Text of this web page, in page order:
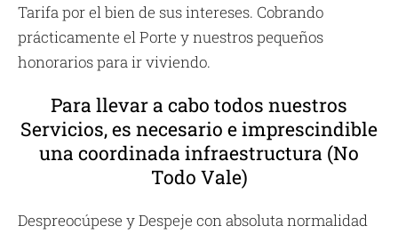
Tarifa por el bien de sus intereses. Cobrando
prácticamente el Porte y nuestros pequeños
honorarios para ir viviendo.
Para llevar a cabo todos nuestros
Servicios, es necesario e imprescindible
una coordinada infraestructura (No
Todo Vale)
Despreocúpese y Despeje con absoluta normalidad